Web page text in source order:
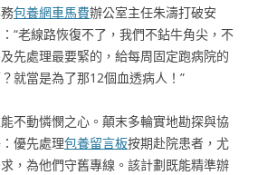
包養網車馬費辦公室主任朱濤打破安
“老線路恢復不了，我們不鉆牛角尖，不
先處理最要緊的，給每周固定跑病院的
就當是為了那12個血透病人！”
不動憐憫之心。顛末多輪實地勘探與協
優先處理包養留言板按期赴院患者，尤
，為他們守舊專線。該計劃既能精準辦